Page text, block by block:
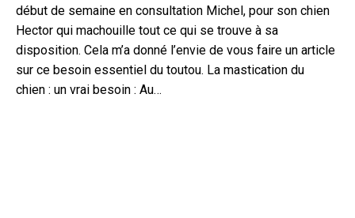
début de semaine en consultation Michel, pour son chien
Hector qui machouille tout ce qui se trouve à sa
disposition. Cela m’a donné l’envie de vous faire un article
sur ce besoin essentiel du toutou. La mastication du
chien : un vrai besoin : Au…